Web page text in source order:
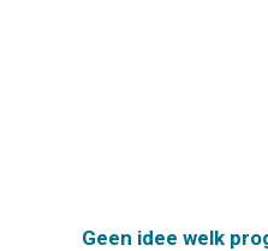
Geen idee welk